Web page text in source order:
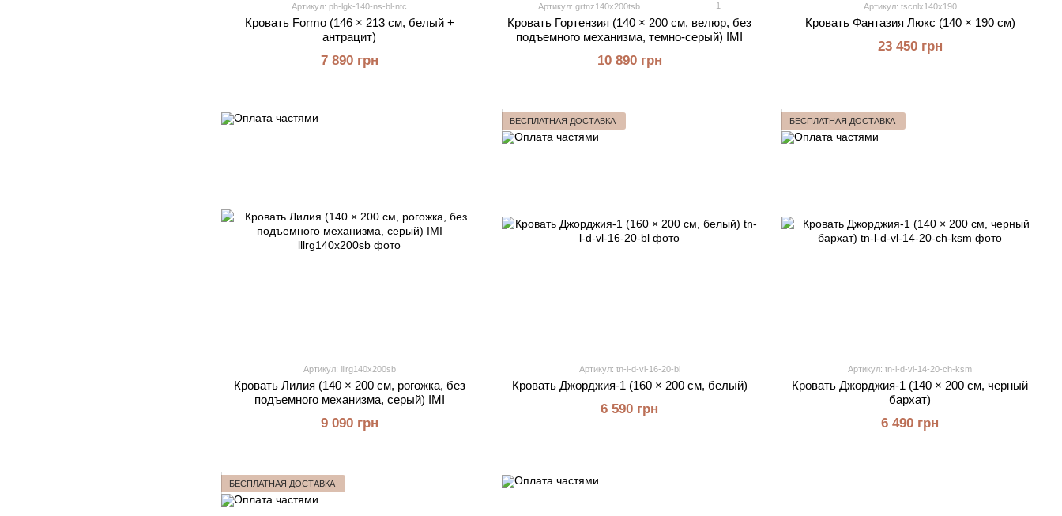
Артикул: ph-lgk-140-ns-bl-ntc
Кровать Formo (146 × 213 см, белый +
антрацит)
7 890 грн
Артикул: grtnz140x200tsb 1
Кровать Гортензия (140 × 200 см, велюр, без
подъемного механизма, темно-серый) IMI
10 890 грн
Артикул: tscnlx140x190
Кровать Фантазия Люкс (140 × 190 см)
23 450 грн
Артикул: lllrg140x200sb
Кровать Лилия (140 × 200 см, рогожка, без
подъемного механизма, серый) IMI
9 090 грн
БЕСПЛАТНАЯ ДОСТАВКА
Артикул: tn-l-d-vl-16-20-bl
Кровать Джорджия-1 (160 × 200 см, белый)
6 590 грн
БЕСПЛАТНАЯ ДОСТАВКА
Артикул: tn-l-d-vl-14-20-ch-ksm
Кровать Джорджия-1 (140 × 200 см, черный
бархат)
6 490 грн
БЕСПЛАТНАЯ ДОСТАВКА